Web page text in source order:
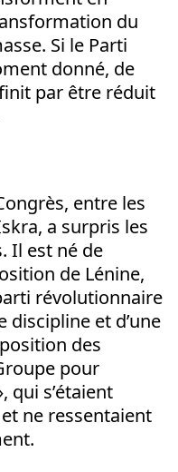
du
Si le Parti
donné, de
par être réduit
entre les
a surpris les
Il est né de
de Lénine,
révolutionnaire
discipline et d’une
des
pour
qui s’étaient
ne ressentaient